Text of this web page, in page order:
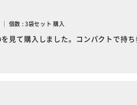
個数 : 3袋セット 購入
見て購入しました。コンパクトで持